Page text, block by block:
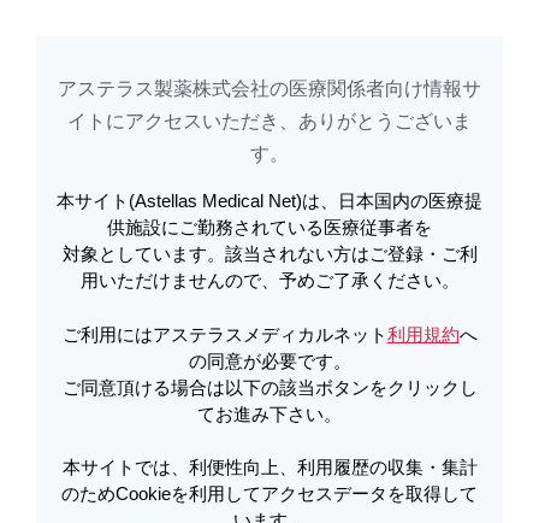
アステラスメディカルネットでは、利便性向上、利用履歴の収集・集計のた
Cookieを利用してアクセスデータを取得しています。詳しくは 利用規約
製品Q&Aご利用にあたってのご注意
留意事項
こちらの回答には承認外の情報が含まれておりま
す。
記載されている承認外情報は、ご質問に対して科
アステラス製薬株式会社の医療関係者向け情報サ
イトに​アクセスいただき、ありがとうございま
す。​
本サイト(Astellas Medical Net)は、日本国内の医療提
供施設にご勤務されている医療従事者を
対象としています。該当されない方はご登録・ご利
用いただけませんので、予めご了承ください。
ご利用にはアステラスメディカルネット利用規約へ
の同意が必要です。
ご同意頂ける場合は以下の該当ボタンをクリックし
てお進み下さい。
本サイトでは、利便性向上、利用履歴の収集・集計
のためCookieを利用してアクセスデータを取得して